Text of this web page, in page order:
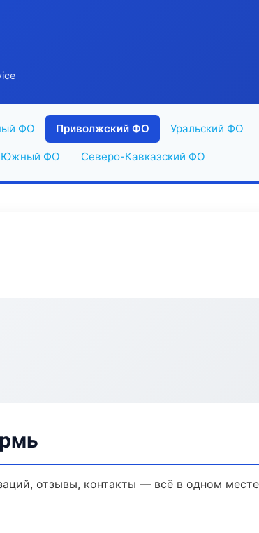
ФО Приволжский ФО Уральский ФО
Южный ФО Северо-Кавказский ФО
отзывы, контакты — всё в одном